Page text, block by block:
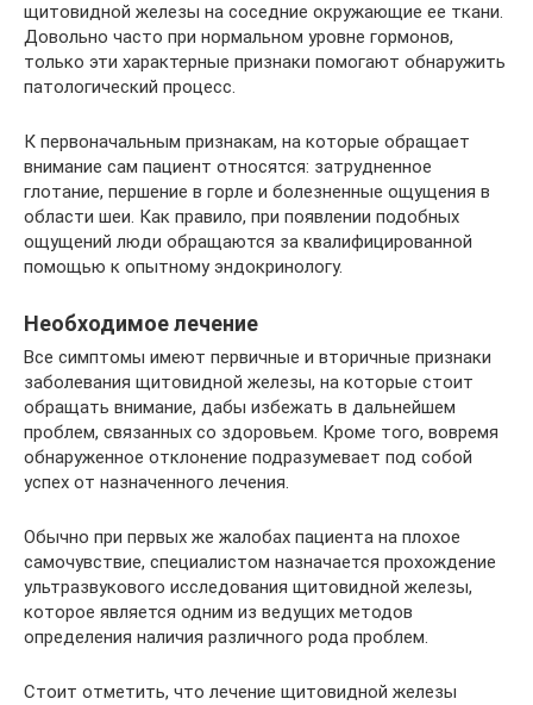
щитовидной железы на соседние окружающие ее ткани.
Довольно часто при нормальном уровне гормонов,
только эти характерные признаки помогают обнаружить
патологический процесс.
К первоначальным признакам, на которые обращает
внимание сам пациент относятся: затрудненное
глотание, першение в горле и болезненные ощущения в
области шеи. Как правило, при появлении подобных
ощущений люди обращаются за квалифицированной
помощью к опытному эндокринологу.
Необходимое лечение
Все симптомы имеют первичные и вторичные признаки
заболевания щитовидной железы, на которые стоит
обращать внимание, дабы избежать в дальнейшем
проблем, связанных со здоровьем. Кроме того, вовремя
обнаруженное отклонение подразумевает под собой
успех от назначенного лечения.
Обычно при первых же жалобах пациента на плохое
самочувствие, специалистом назначается прохождение
ультразвукового исследования щитовидной железы,
которое является одним из ведущих методов
определения наличия различного рода проблем.
Стоит отметить, что лечение щитовидной железы